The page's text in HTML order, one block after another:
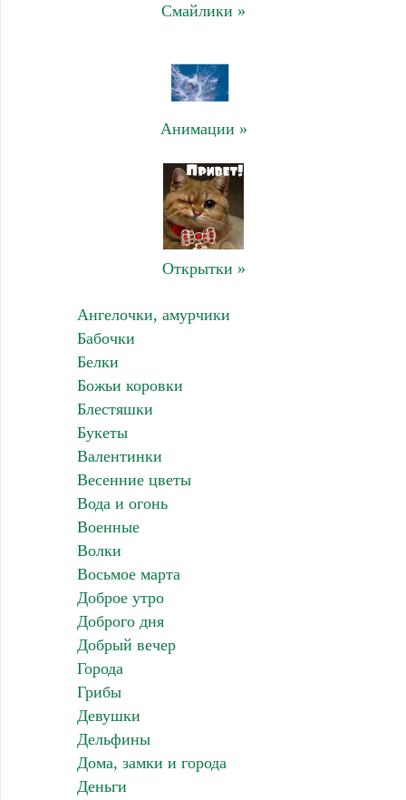
Смайлики »
Анимации »
Открытки »
Ангелочки, амурчики
Бабочки
Белки
Божьи коровки
Блестяшки
Букеты
Валентинки
Весенние цветы
Вода и огонь
Военные
Волки
Восьмое марта
Доброе утро
Доброго дня
Добрый вечер
Города
Грибы
Девушки
Дельфины
Дома, замки и города
Деньги